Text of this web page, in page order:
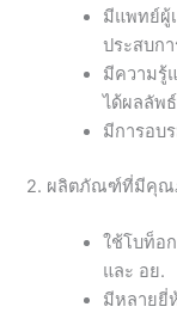
มีแพทย์ผู้
ประสบก
มีความรู้
ได้ผลลัพ
มีการอบ
2. ผลิตภัณฑ์ที่มีคุณ
ใช้โบท็อ
และ อย.
มีหลายยี่